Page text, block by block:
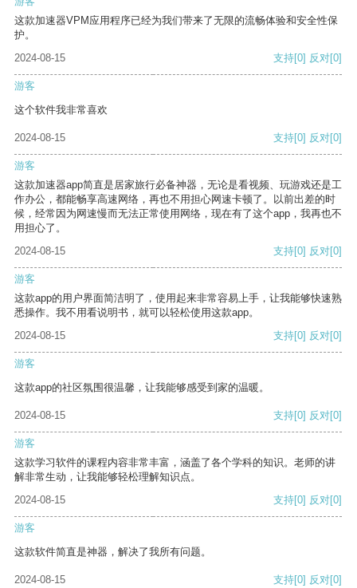
这款加速器VPM应用程序已经为我们带来了无限的流畅体验和安全性保
护。
2024-08-15
支持[0] 反对[0]
游客
这个软件我非常喜欢
2024-08-15 支持[0] 反对[0]
游客
这款加速器app简直是居家旅行必备神器，无论是看视频、玩游戏还是工
作办公，都能畅享高速网络，再也不用担心网速卡顿了。以前出差的时
候，经常因为网速慢而无法正常使用网络，现在有了这个app，我再也不
用担心了。
2024-08-15
支持[0] 反对[0]
游客
这款app的用户界面简洁明了，使用起来非常容易上手，让我能够快速熟
悉操作。我不用看说明书，就可以轻松使用这款app。
2024-08-15
支持[0] 反对[0]
游客
这款app的社区氛围很温馨，让我能够感受到家的温暖。
2024-08-15 支持[0] 反对[0]
游客
这款学习软件的课程内容非常丰富，涵盖了各个学科的知识。老师的讲
解非常生动，让我能够轻松理解知识点。
2024-08-15
支持[0] 反对[0]
游客
这款软件简直是神器，解决了我所有问题。
2024-08-15 支持[0] 反对[0]